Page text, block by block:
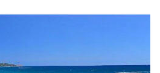
DÉTENTE
HÔTELS